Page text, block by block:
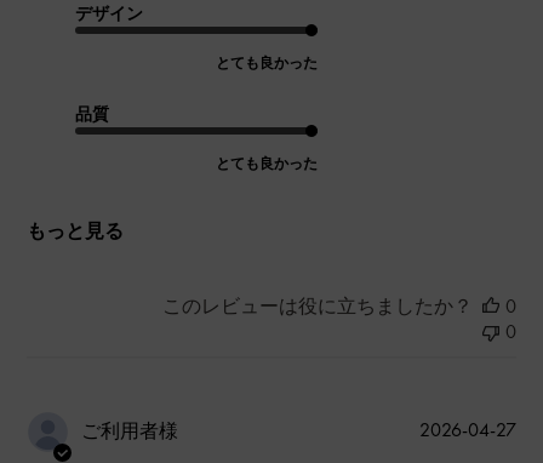
デザイン
とても良かった
品質
とても良かった
もっと見る
このレビューは役に立ちましたか？
0
0
ご利用者様
公
2026-04-27